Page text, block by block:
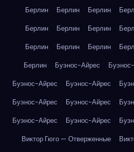
Берлин Берлин Берлин
Берлин
Берлин Берлин
Берлин
Берлин Берлин
Берлин
Буэнос-Айрес
Буэнос-Айрес
Буэнос-Айрес
Буэнос-Айрес
Буэнос-Айрес
Буэнос-Айрес
Буэнос-Айрес
Виктор Гюго — Отверженные